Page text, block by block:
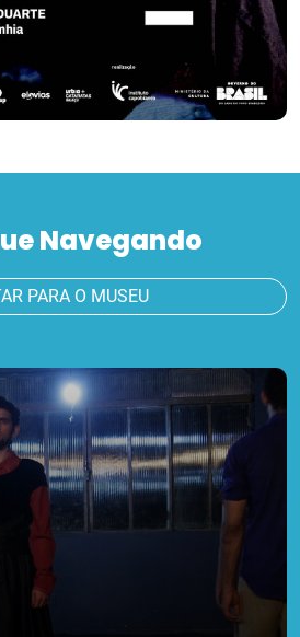
Navegando
PARA O MUSEU